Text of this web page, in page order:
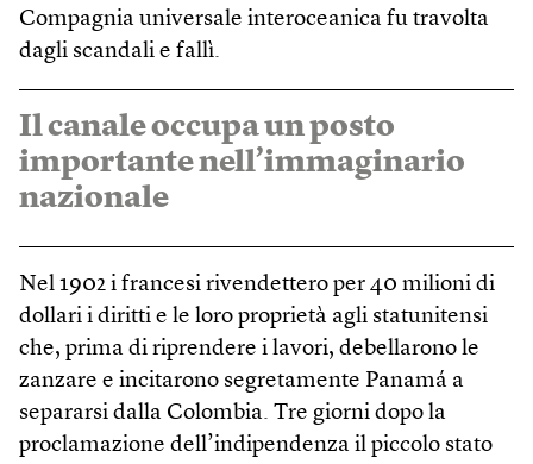
Compagnia universale interoceanica fu travolta
dagli scandali e fallì.
Il canale occupa un posto
importante nell’immaginario
nazionale
Nel 1902 i francesi rivendettero per 40 milioni di
dollari i diritti e le loro proprietà agli statunitensi
che, prima di riprendere i lavori, debellarono le
zanzare e incitarono segretamente Panamá a
separarsi dalla Colombia. Tre giorni dopo la
proclamazione dell’indipendenza il piccolo stato